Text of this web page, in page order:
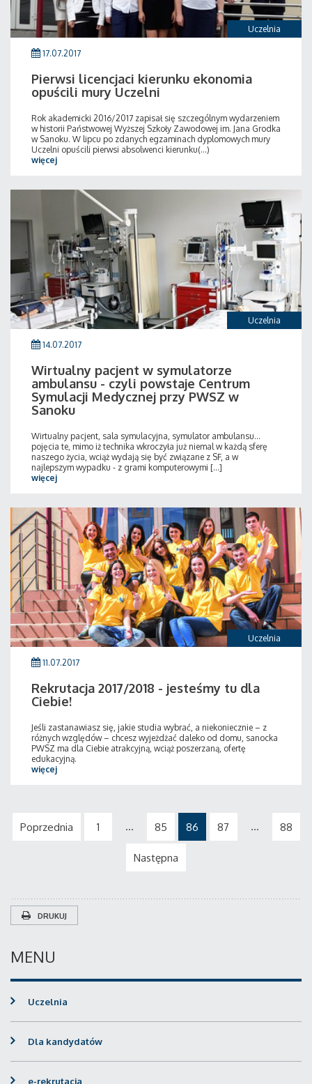
Uczelnia
17.07.2017
Pierwsi licencjaci kierunku ekonomia
opuścili mury Uczelni
Rok akademicki 2016/2017 zapisał się szczególnym wydarzeniem
w historii Państwowej Wyższej Szkoły Zawodowej im. Jana Grodka
w Sanoku. W lipcu po zdanych egzaminach dyplomowych mury
Uczelni opuścili pierwsi absolwenci kierunku(...)
więcej
Uczelnia
14.07.2017
Wirtualny pacjent w symulatorze
ambulansu - czyli powstaje Centrum
Symulacji Medycznej przy PWSZ w
Sanoku
Wirtualny pacjent, sala symulacyjna, symulator ambulansu…
pojęcia te, mimo iż technika wkroczyła już niemal w każdą sferę
naszego życia, wciąż wydają się być związane z SF, a w
najlepszym wypadku - z grami komputerowymi [...]
więcej
Uczelnia
11.07.2017
Rekrutacja 2017/2018 - jesteśmy tu dla
Ciebie!
Jeśli zastanawiasz się, jakie studia wybrać, a niekoniecznie – z
różnych względów – chcesz wyjeżdżać daleko od domu, sanocka
PWSZ ma dla Ciebie atrakcyjną, wciąż poszerzaną, ofertę
edukacyjną.
więcej
Poprzednia 1 ... 85 86 87 ... 88
Następna
DRUKUJ
MENU
Uczelnia
Dla kandydatów
e-rekrutacja